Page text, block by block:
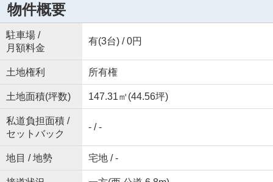
物件概要
駐車場 /
月額料金
有(3台) / 0円
土地権利 所有権
土地面積(坪数) 147.31㎡(44.56坪)
私道負担面積 /
セットバック
- / -
地目 / 地勢 宅地 / -